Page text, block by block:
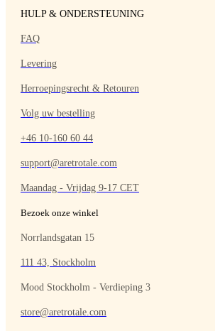
HULP & ONDERSTEUNING
FAQ
Levering
Herroepingsrecht & Retouren
Volg uw bestelling
+46 10-160 60 44
support@aretrotale.com
Maandag - Vrijdag 9-17 CET
Bezoek onze winkel
Norrlandsgatan 15
111 43, Stockholm
Mood Stockholm - Verdieping 3
store@aretrotale.com